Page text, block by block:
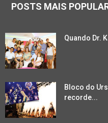
POSTS MAIS
Quando Dr.
Bloco do
recorde...